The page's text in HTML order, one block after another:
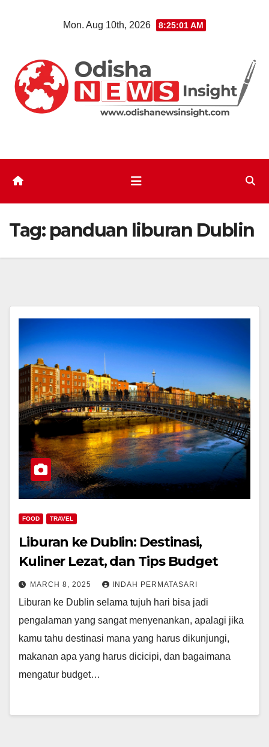
Mon. Aug 10th, 2026 8:25:02 AM
Tag: panduan liburan Dublin
FOOD TRAVEL
Liburan ke Dublin: Destinasi,
Kuliner Lezat, dan Tips Budget
MARCH 8, 2025 INDAH PERMATASARI
Liburan ke Dublin selama tujuh hari bisa jadi
pengalaman yang sangat menyenankan, apalagi jika
kamu tahu destinasi mana yang harus dikunjungi,
makanan apa yang harus dicicipi, dan bagaimana
mengatur budget…